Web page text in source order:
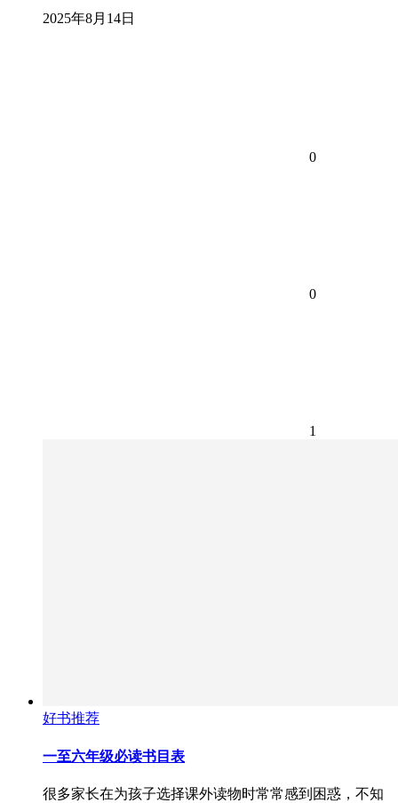
2025年8月14日
0
0
1
好书推荐
一至六年级必读书目表
很多家长在为孩子选择课外读物时常常感到困惑，不知